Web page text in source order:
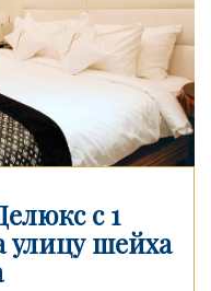
с 1
улицу шейха